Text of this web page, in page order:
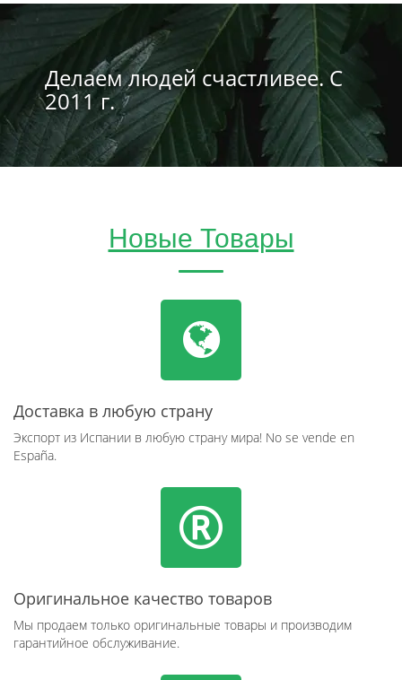
Делаем людей счастливее. С
2011 г.
Новые Товары
Доставка в любую страну
Экспорт из Испании в любую страну мира! No se vende en
España.
Оригинальное качество товаров
Мы продаем только оригинальные товары и производим
гарантийное обслуживание.